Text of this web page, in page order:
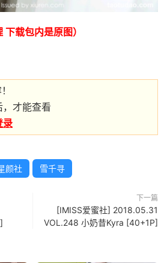
下载包内是原图）
才能查看
录
颜社 雪千寻
下一篇
[IMISS爱蜜社] 2018.05.31
VOL.248 小奶昔Kyra [40+1P]